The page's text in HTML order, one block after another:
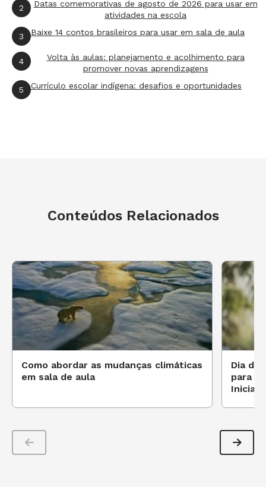
2
Datas comemorativas de agosto de 2026 para usar em
atividades na escola
3 Baixe 14 contos brasileiros para usar em sala de aula
4
Volta às aulas: planejamento e acolhimento para
promover novas aprendizagens
5 Currículo escolar indígena: desafios e oportunidades
Conteúdos Relacionados
Como abordar as mudanças climáticas
em sala de aula
Dia do
para
Iniciais